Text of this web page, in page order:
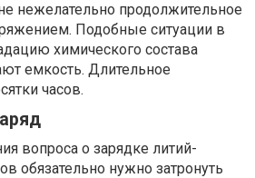
нежелательно продолжительное
Подобные ситуации в
химического состава
емкость. Длительное
часов.
вопроса о зарядке литий-
обязательно нужно затронуть